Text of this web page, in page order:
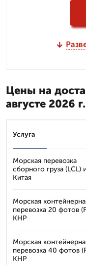
Цены на
августе 2026 г.
Услуга
Морская перевозка
сборного груза (LCL)
Китая
Морская
перевозка 20 фотов
КНР
Морская
перевозка 40 фотов
КНР